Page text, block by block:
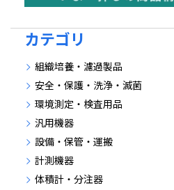
カテゴリ
組織培養・濾過製品
安全・保護・洗浄・滅菌
環境測定・検査用品
汎用機器
設備・保管・運搬
計測機器
体積計・分注器